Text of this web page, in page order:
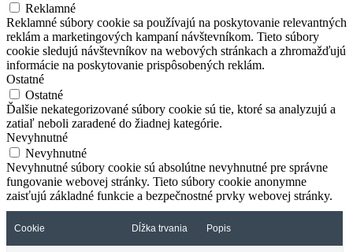
Reklamné
Reklamné súbory cookie sa používajú na poskytovanie relevantných
reklám a marketingových kampaní návštevníkom. Tieto súbory
cookie sledujú návštevníkov na webových stránkach a zhromažďujú
informácie na poskytovanie prispôsobených reklám.
Ostatné
Ostatné
Ďalšie nekategorizované súbory cookie sú tie, ktoré sa analyzujú a
zatiaľ neboli zaradené do žiadnej kategórie.
Nevyhnutné
Nevyhnutné
Nevyhnutné súbory cookie sú absolútne nevyhnutné pre správne
fungovanie webovej stránky. Tieto súbory cookie anonymne
zaisťujú základné funkcie a bezpečnostné prvky webovej stránky.
Cookie Dĺžka trvania Popis